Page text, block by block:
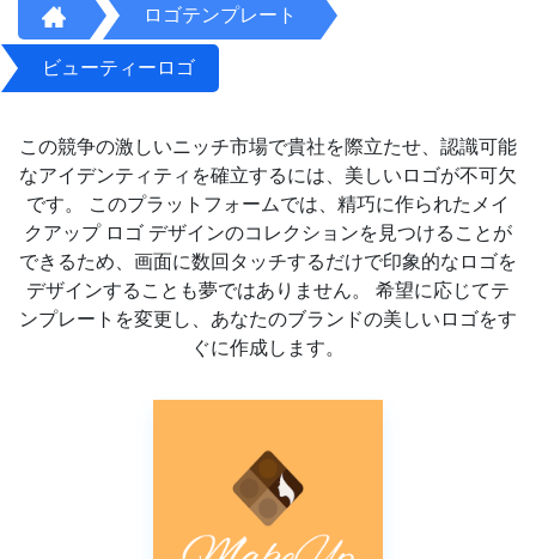
ロゴテンプレート
ビューティーロゴ
この競争の激しいニッチ市場で貴社を際立たせ、認識可能
なアイデンティティを確立するには、美しいロゴが不可欠
です。 このプラットフォームでは、精巧に作られたメイ
クアップ ロゴ デザインのコレクションを見つけることが
できるため、画面に数回タッチするだけで印象的なロゴを
デザインすることも夢ではありません。 希望に応じてテ
ンプレートを変更し、あなたのブランドの美しいロゴをす
ぐに作成します。